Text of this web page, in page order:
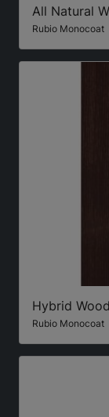
All Natural
Rubio Monocoat
Hybrid
Rubio Monocoat